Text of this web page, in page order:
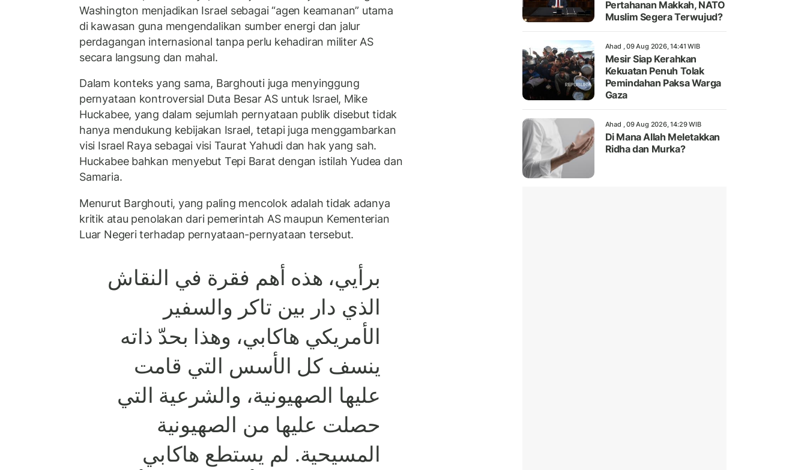
Washington menjadikan Israel sebagai “agen keamanan” utama
di kawasan guna mengendalikan sumber energi dan jalur
perdagangan internasional tanpa perlu kehadiran militer AS
secara langsung dan mahal.
Dalam konteks yang sama, Barghouti juga menyinggung
pernyataan kontroversial Duta Besar AS untuk Israel, Mike
Huckabee, yang dalam sejumlah pernyataan publik disebut tidak
hanya mendukung kebijakan Israel, tetapi juga menggambarkan
visi Israel Raya sebagai visi Taurat Yahudi dan hak yang sah.
Huckabee bahkan menyebut Tepi Barat dengan istilah Yudea dan
Samaria.
Menurut Barghouti, yang paling mencolok adalah tidak adanya
kritik atau penolakan dari pemerintah AS maupun Kementerian
Luar Negeri terhadap pernyataan-pernyataan tersebut.
برأيي، هذه أهم فقرة في النقاش
الذي دار بين تاكر والسفير
الأمريكي هاكابي، وهذا بحدّ ذاته
ينسف كل الأسس التي قامت
عليها الصهيونية، والشرعية التي
حصلت عليها من الصهيونية
المسيحية. لم يستطع هاكابي
Pertahanan Makkah, NATO
Muslim Segera Terwujud?
Ahad , 09 Aug 2026, 14:41 WIB
Mesir Siap Kerahkan
Kekuatan Penuh Tolak
Pemindahan Paksa Warga
Gaza
Ahad , 09 Aug 2026, 14:29 WIB
Di Mana Allah Meletakkan
Ridha dan Murka?